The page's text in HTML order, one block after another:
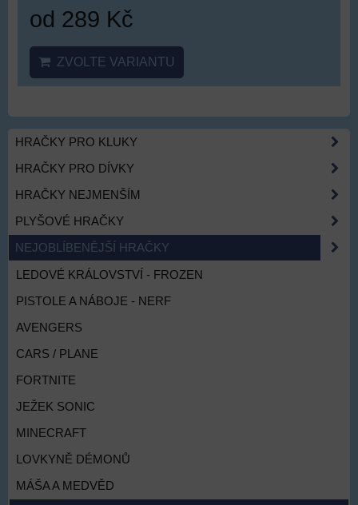
od 289 Kč
ZVOLTE VARIANTU
HRAČKY PRO KLUKY
HRAČKY PRO DÍVKY
HRAČKY NEJMENŠÍM
PLYŠOVÉ HRAČKY
NEJOBLÍBENĚJŠÍ HRAČKY
LEDOVÉ KRÁLOVSTVÍ - FROZEN
PISTOLE A NÁBOJE - NERF
AVENGERS
CARS / PLANE
FORTNITE
JEŽEK SONIC
MINECRAFT
LOVKYNĚ DÉMONŮ
MÁŠA A MEDVĚD